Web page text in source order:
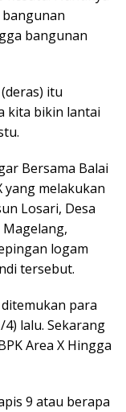
bangunan
bangunan
itu
kita bikin lantai
Bersama Balai
yang melakukan
Losari, Desa
Magelang,
logam
tersebut.
para
lalu. Sekarang
Area X Hingga
9 atau berapa